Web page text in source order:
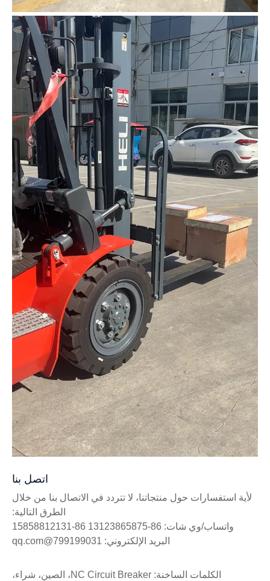
اتصل بنا
لأية استفسارات حول منتجاتنا، لا تتردد في الاتصال بنا من خلال
الطرق التالية:
واتساب/وي شات: 86-13123865875 86-15858812131
البريد الإلكتروني: 799199031@qq.com
الكلمات الساخنة: NC Circuit Breaker، الصين، شراء،